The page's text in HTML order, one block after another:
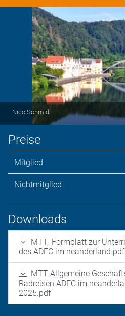
Nico Schmid
Preise
Mitglied
Nichtmitglied
Downloads
MTT_Formblatt zur
des ADFC im neanderland.pdf
MTT Allgemeine
Radreisen ADFC im
2025.pdf